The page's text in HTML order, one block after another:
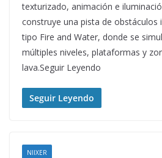
texturizado, animación e
construye una pista de obstáculos
tipo Fire and Water, donde se
múltiples niveles, plataformas y
lava.Seguir Leyendo
Seguir Leyendo
NIIXER